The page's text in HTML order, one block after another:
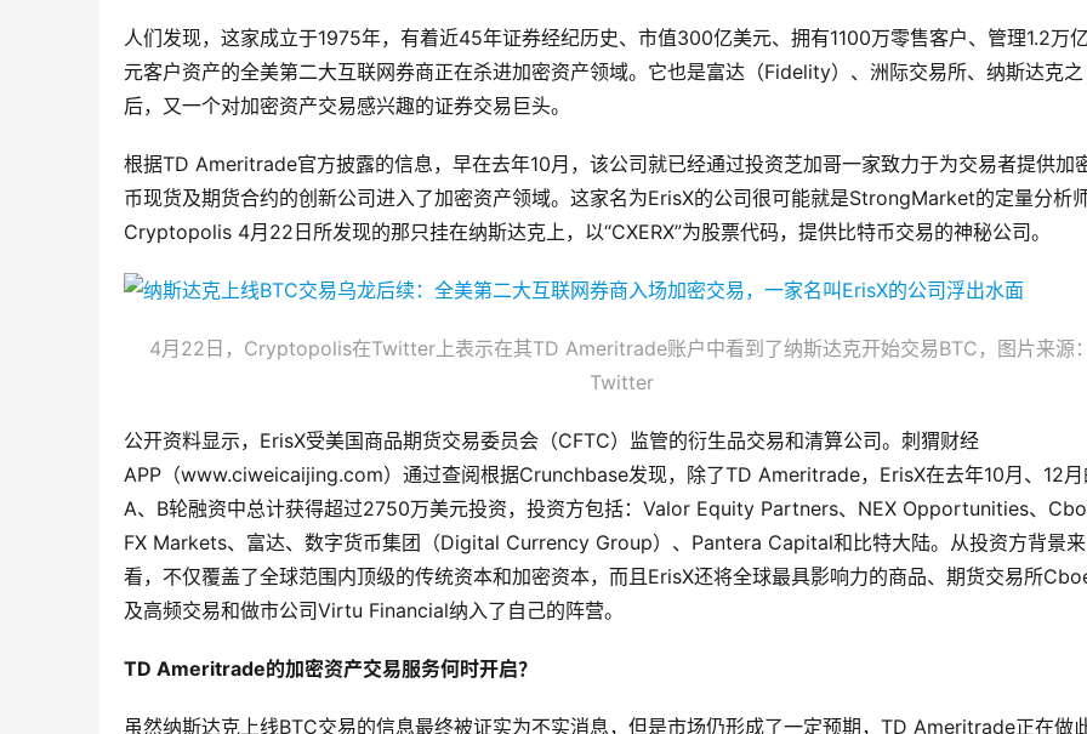
人们发现，这家成立于1975年，有着近45年证券经纪历史、市值300亿美元、拥有1100万零售客户、管理1.2万
元客户资产的全美第二大互联网券商正在杀进加密资产领域。它也是富达（Fidelity）、洲际交易所、纳斯达克之
后，又一个对加密资产交易感兴趣的证券交易巨头。
根据TD Ameritrade官方披露的信息，早在去年10月，该公司就已经通过投资芝加哥一家致力于为交易者提供加
币现货及期货合约的创新公司进入了加密资产领域。这家名为ErisX的公司很可能就是StrongMarket的定量分析
Cryptopolis 4月22日所发现的那只挂在纳斯达克上，以“CXERX”为股票代码，提供比特币交易的神秘公司。
4月22日，Cryptopolis在Twitter上表示在其TD Ameritrade账户中看到了纳斯达克开始交易BTC，图片来源：
Twitter
公开资料显示，ErisX受美国商品期货交易委员会（CFTC）监管的衍生品交易和清算公司。刺猬财经
APP（www.ciweicaijing.com）通过查阅根据Crunchbase发现，除了TD Ameritrade，ErisX在去年10月、12月
A、B轮融资中总计获得超过2750万美元投资，投资方包括：Valor Equity Partners、NEX Opportunities、
FX Markets、富达、数字货币集团（Digital Currency Group）、Pantera Capital和比特大陆。从投资方背景来
看，不仅覆盖了全球范围内顶级的传统资本和加密资本，而且ErisX还将全球最具影响力的商品、期货交易所
及高频交易和做市公司Virtu Financial纳入了自己的阵营。
TD Ameritrade的加密资产交易服务何时开启？
虽然纳斯达克上线BTC交易的信息最终被证实为不实消息，但是市场仍形成了一定预期，TD Ameritrade正在做